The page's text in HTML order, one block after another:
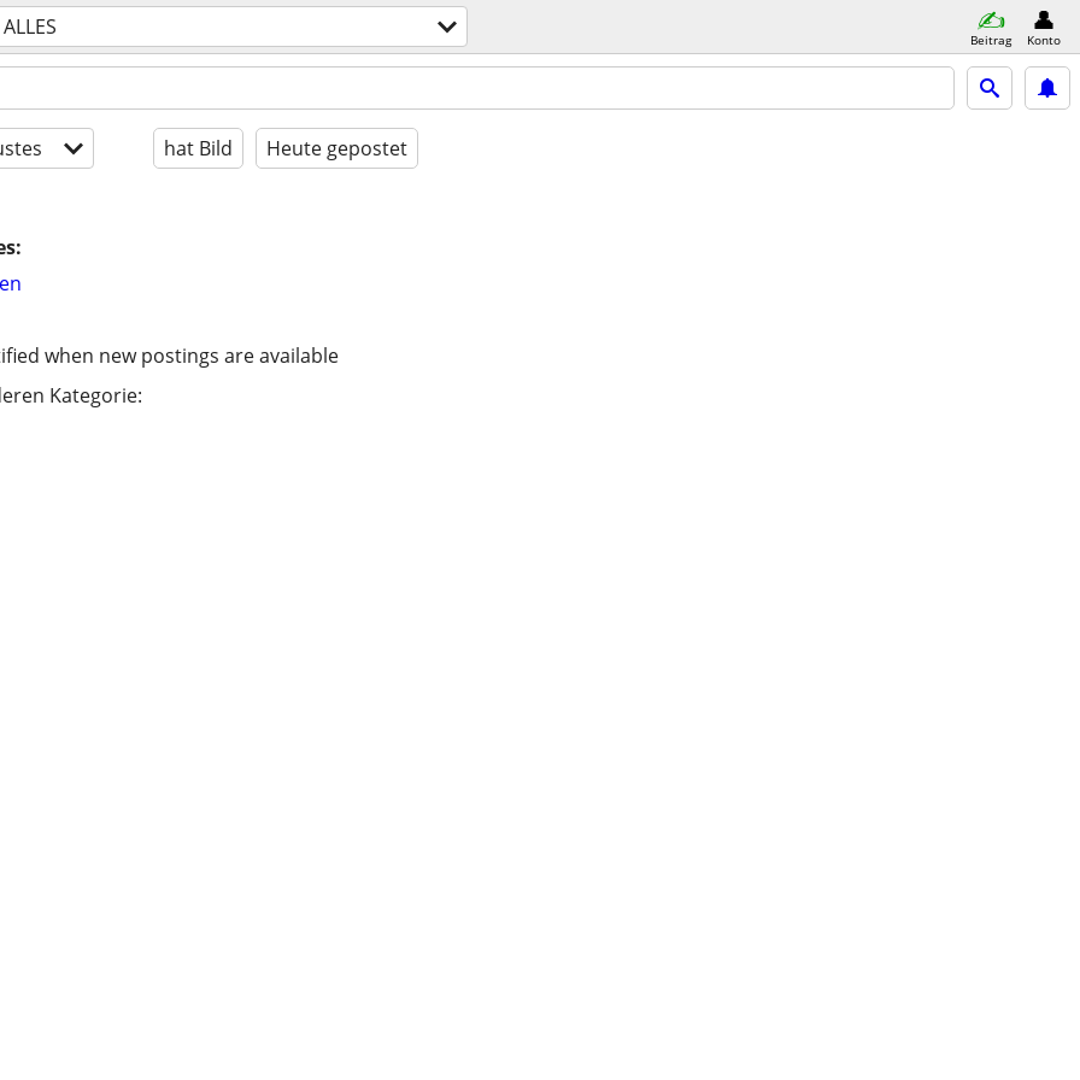
ALLES Beitrag Konto
hat Bild Heute gepostet
when new postings are available
Kategorie: